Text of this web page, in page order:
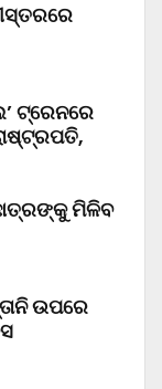
ଟ୍ରେନରେ
ମିଳିବ
ଉପରେ